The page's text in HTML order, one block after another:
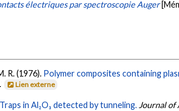
électriques par spectroscopie Auger
R. (1976). Polymer composites containing
Lien externe
Traps in Al₂O₃ detected by tunneling. Journal of